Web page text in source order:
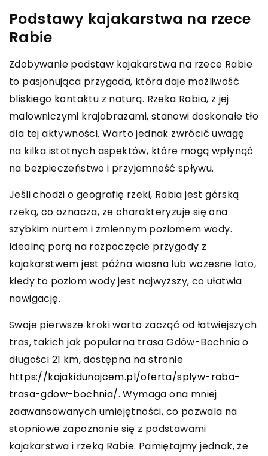
Podstawy kajakarstwa na rzece
Rabie
Zdobywanie podstaw kajakarstwa na rzece Rabie
to pasjonująca przygoda, która daje możliwość
bliskiego kontaktu z naturą. Rzeka Rabia, z jej
malowniczymi krajobrazami, stanowi doskonałe tło
dla tej aktywności. Warto jednak zwrócić uwagę
na kilka istotnych aspektów, które mogą wpłynąć
na bezpieczeństwo i przyjemność spływu.
Jeśli chodzi o geografię rzeki, Rabia jest górską
rzeką, co oznacza, że charakteryzuje się ona
szybkim nurtem i zmiennym poziomem wody.
Idealną porą na rozpoczęcie przygody z
kajakarstwem jest późna wiosna lub wczesne lato,
kiedy to poziom wody jest najwyższy, co ułatwia
nawigację.
Swoje pierwsze kroki warto zacząć od łatwiejszych
tras, takich jak popularna trasa Gdów-Bochnia o
długości 21 km, dostępna na stronie
https://kajakidunajcem.pl/oferta/splyw-raba-
trasa-gdow-bochnia/. Wymaga ona mniej
zaawansowanych umiejętności, co pozwala na
stopniowe zapoznanie się z podstawami
kajakarstwa i rzeką Rabie. Pamiętajmy jednak, że